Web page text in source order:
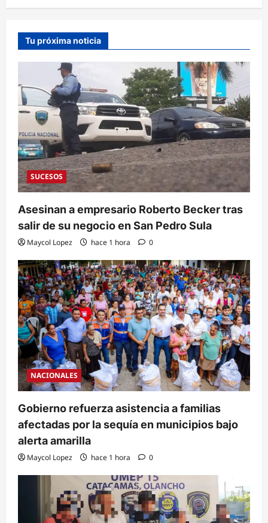
Tu próxima noticia
SUCESOS
Asesinan a empresario Roberto Becker tras
salir de su negocio en San Pedro Sula
Maycol Lopez hace 1 hora 0
NACIONALES
Gobierno refuerza asistencia a familias
afectadas por la sequía en municipios bajo
alerta amarilla
Maycol Lopez hace 1 hora 0